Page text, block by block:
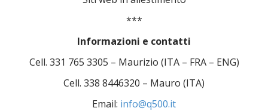
***
Informazioni e contatti
Cell. 331 765 3305 – Maurizio (ITA – FRA – ENG)
Cell. 338 8446320 – Mauro (ITA)
Email: info@q500.it